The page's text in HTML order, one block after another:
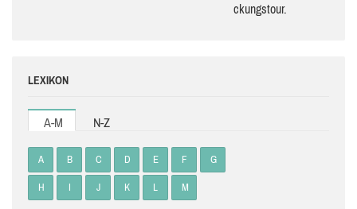
ckungs­tour.
LEXIKON
A-M N-Z
A B C D E F G
H I J K L M